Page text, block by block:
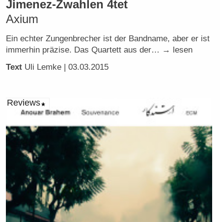
Jimenez-Zwahlen 4tet
Axium
Ein echter Zungenbrecher ist der Bandname, aber er ist
immerhin präzise. Das Quartett aus der… → lesen
Text Uli Lemke | 03.03.2015
Reviews